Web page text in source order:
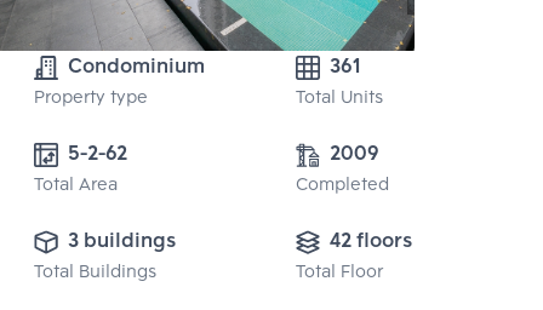
Condominium
Property type
361
Total Units
5-2-62
Total Area
2009
Completed
3 buildings
Total Buildings
42 floors
Total Floor